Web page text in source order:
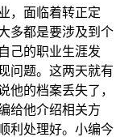
，面临着转正定
多都是要涉及到个
己的职业生涯发
问题。这两天就有
他的档案丢失了，
给他介绍相关方
利处理好。小编今